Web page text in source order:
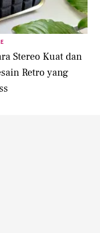
Stereo Kuat dan
Retro yang